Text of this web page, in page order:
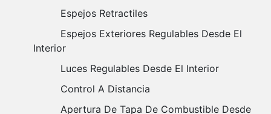
Espejos Retractiles
Interior
Luces Regulables Desde El Interior
Control A Distancia